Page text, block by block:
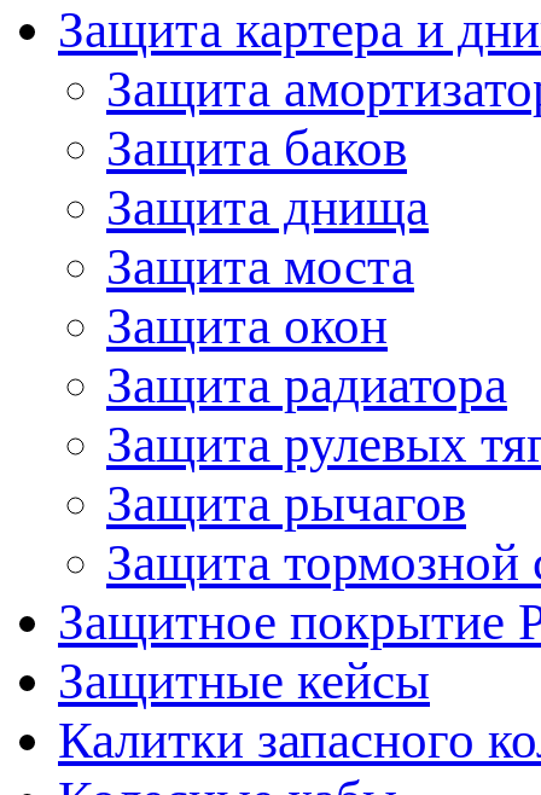
Защита картера и
Защита
Защита баков
Защита днища
Защита моста
Защита окон
Защита радиатора
Защита рулевых
Защита рычагов
Защита тормозной
Защитное покрытие
Защитные кейсы
Калитки запасного